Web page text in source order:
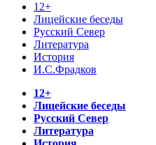
12+
Лицейские беседы
Русский Север
Литература
История
И.С.Фрадков
12+
Лицейские беседы
Русский Север
Литература